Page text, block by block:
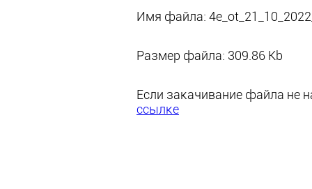
Имя файла:
Размер файла: 309.86 Kb
Если закачивание файла не
ссылке